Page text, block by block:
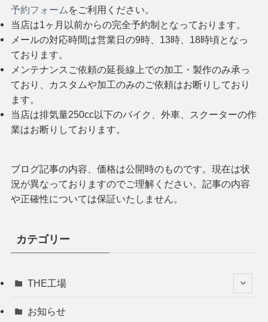
予約フォーム をご利用ください。
当店は1ヶ月以前からの完全予約制となっております。
メールの対応時間は営業日の9時、13時、18時頃となっ
ております。
メンテナンスご依頼の延長線上での加工・製作のみ承っ
ており、カスタムや加工のみのご依頼はお断りしており
ます。
当店は排気量250cc以下のバイク、外車、スクーターの作
業はお断りしております。
ブログ記事の内容、価格は公開時のものです。現在は状
況が異なっておりますのでご理解ください。記事の内容
や正確性については保証いたしません。
カテゴリー
THE工場
お知らせ